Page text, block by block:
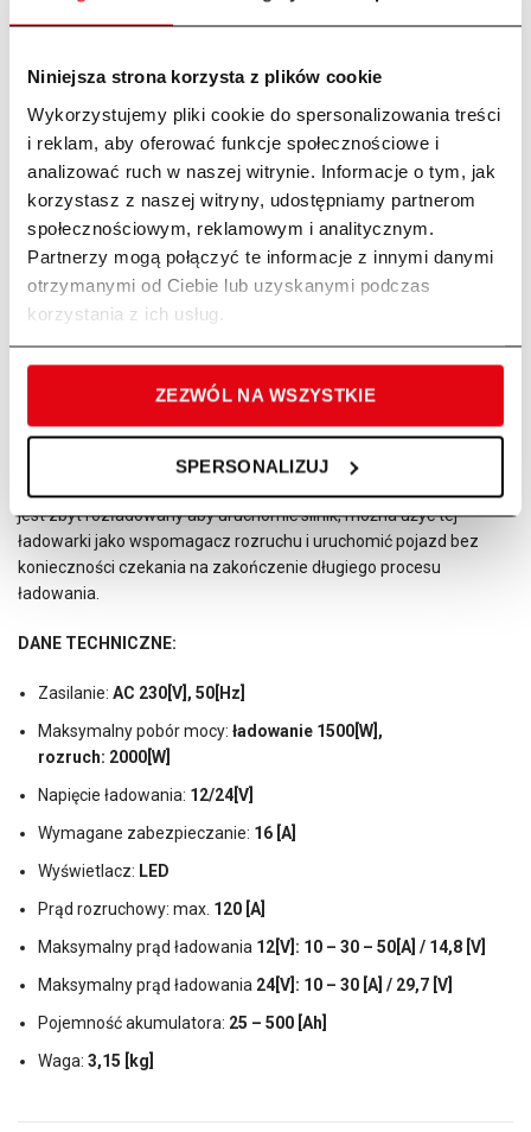
Niniejsza strona korzysta z plików cookie
Wykorzystujemy pliki cookie do spersonalizowania treści
i reklam, aby oferować funkcje społecznościowe i
analizować ruch w naszej witrynie. Informacje o tym, jak
korzystasz z naszej witryny, udostępniamy partnerom
społecznościowym, reklamowym i analitycznym.
Partnerzy mogą połączyć te informacje z innymi danymi
otrzymanymi od Ciebie lub uzyskanymi podczas
korzystania z ich usług.
ZEZWÓL NA WSZYSTKIE
SPERSONALIZUJ
PROSTOWNIK WYPOSAŻONO W FUNKCJĘ:
✅ Tryb ładowania- prąd ładowania jest stale monitorowany
przez procesor i inteligentnie dostosowywany, zgodnie ze
wzrostem napięcia akumulatora tak, aby nawet maksymalny prąd
ładowania nie zaszkodził akumulatorowi.
✅ Tryb naprawy – specjalny program polegający na regeneracji i
✅ Tryb potrzymania-specjalny program utrzymujący akumulator
ryzyka zasiarczenia.
jest zbyt rozładowany aby uruchomić silnik, można użyć tej
ładowarki jako wspomagacz rozruchu i uruchomić pojazd bez
konieczności czekania na zakończenie długiego procesu
ładowania.
DANE TECHNICZNE:
Zasilanie: AC 230[V], 50[Hz]
Maksymalny pobór mocy: ładowanie 1500[W],
rozruch: 2000[W]
Napięcie ładowania: 12/24[V]
Wymagane zabezpieczanie: 16 [A]
Wyświetlacz: LED
Prąd rozruchowy: max. 120 [A]
Maksymalny prąd ładowania 12[V]: 10 – 30 – 50[A] / 14,8 [V]
Maksymalny prąd ładowania 24[V]: 10 – 30 [A] / 29,7 [V]
Pojemność akumulatora: 25 – 500 [Ah]
Waga: 3,15 [kg]